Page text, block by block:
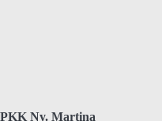
Ny. Martina